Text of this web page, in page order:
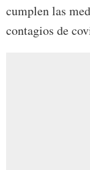
cumplen las
contagios de